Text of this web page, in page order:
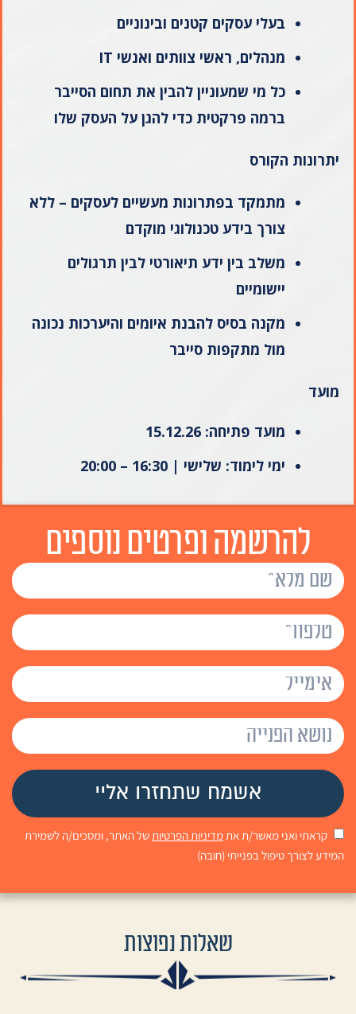
בעלי עסקים קטנים ובינוניים
מנהלים, ראשי צוותים ואנשי
כל מי שמעוניין להבין את תחום הסייבר
ברמה פרקטית כדי להגן על העסק שלו
יתרונות הקורס
מתמקד בפתרונות מעשיים לעסקים – ללא
צורך בידע טכנולוגי מוקדם
משלב בין ידע תיאורטי לבין תרגולים
יישומיים
מקנה בסיס להבנת איומים והיערכות נכונה
מול מתקפות סייבר
מועד
מועד פתיחה: 15.12.26
ימי לימוד: שלישי | 16:30 – 20:00
להרשמה ופרטים נוספים
קראתי ואני מאשר/ת אתמדיניות הפרטיותשל האתר, ומסכים/ה לשמירת
המידע לצורך טיפול בפנייתי (חובה)
שאלות נפוצות